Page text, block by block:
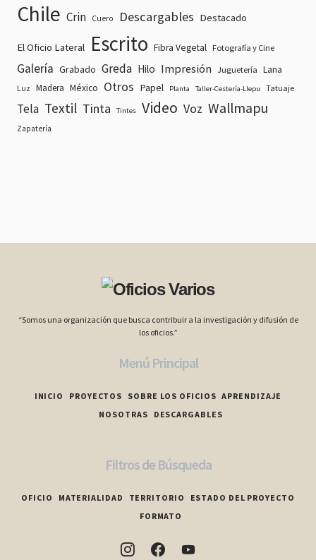
Chile Crin Cuero Descargables Destacado
El Oficio Lateral Escrito Fibra Vegetal Fotografía y Cine
Galería Grabado Greda Hilo Impresión Juguetería Lana
Luz Madera México Otros Papel Planta Taller-Cestería-Llepu Tatuaje
Tela Textil Tinta Tintes Video Voz Wallmapu
Zapatería
“Somos una organización que busca contribuir a la investigación y difusión de
los oficios.”
Menú Principal
INICIO PROYECTOS SOBRE LOS OFICIOS APRENDIZAJE
NOSOTRAS
DESCARGABLES
Filtros de Búsqueda
OFICIO MATERIALIDAD TERRITORIO
ESTADO DEL PROYECTO
FORMATO